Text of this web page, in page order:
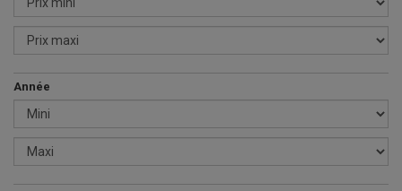
Année